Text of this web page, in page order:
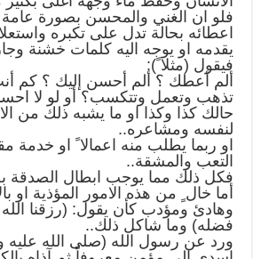
فلو ان الغني والمحسن بصورة عامة
اعطائه بحالة تدل على تكبره
يقدمه او يوجه اليه كلمات خشنة
فيقول (مثلا ً):
ألم أعطك ؟ ألم أحسن إليك ؟ كم
تذهب وتعمل وتتكسب؟ أو لو لا
حالك كذا وكذا او ما يشبه ذلك من
لنفسه ومشاعره..
او ربما يطلب منه اعمالا ً او خدمة
التعب والمشقة..
فكل ذلك مما يوجب ابطال الصدقة
أما خال ٍ من هذه الامور المؤذية او
وهادئ ومؤدب كأن يقول: (رزقنا
فضله) وما شاكل ذلك..
ورد عن رسول الله (صلى الله عليه